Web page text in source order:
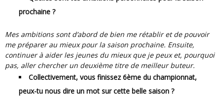
prochaine ?
Mes ambitions sont d’abord de bien me rétablir et de pouvoir
me préparer au mieux pour la saison prochaine. Ensuite,
continuer à aider les jeunes du mieux que je peux et, pourquoi
pas, aller chercher un deuxième titre de meilleur buteur.
Collectivement, vous finissez 6ème du championnat,
peux-tu nous dire un mot sur cette belle saison ?